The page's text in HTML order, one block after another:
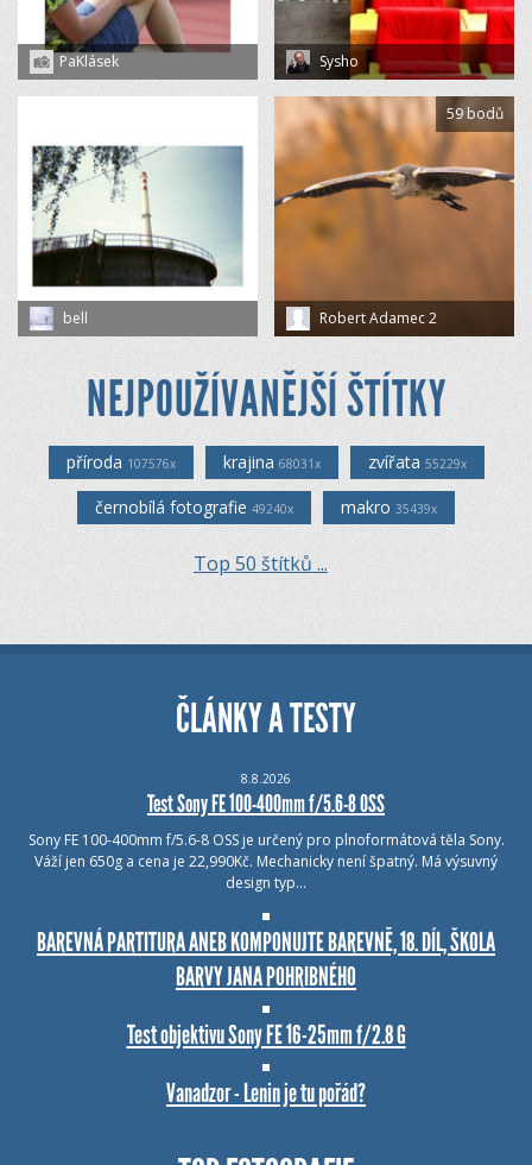
PaKlásek Sysho
bell Robert Adamec 2
59 bodů
NEJPOUŽÍVANĚJŠÍ ŠTÍTKY
příroda 107576x krajina 68031x zvířata 55229x
černobílá fotografie 49240x makro 35439x
Top 50 štítků ...
ČLÁNKY A TESTY
8.8.2026
Test Sony FE 100-400mm f/5.6-8 OSS
Sony FE 100-400mm f/5.6-8 OSS je určený pro plnoformátová těla Sony.
Váží jen 650g a cena je 22,990Kč. Mechanicky není špatný. Má výsuvný
design typ…
BAREVNÁ PARTITURA ANEB KOMPONUJTE BAREVNĚ, 18. DÍL, ŠKOLA
BARVY JANA POHRIBNÉHO
Test objektivu Sony FE 16-25mm f/2.8 G
Vanadzor - Lenin je tu pořád?